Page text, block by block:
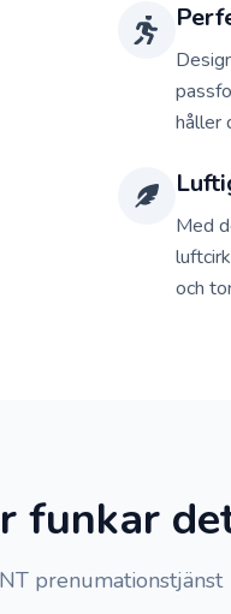
håller
Med
och
funkar
prenumationstjänst